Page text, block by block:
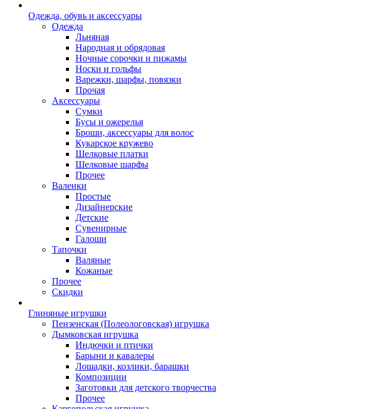
Одежда, обувь и аксессуары
Одежда
Льняная
Народная и обрядовая
Ночные сорочки и пижамы
Носки и гольфы
Варежки, шарфы, повязки
Прочая
Аксессуары
Сумки
Бусы и ожерелья
Броши, аксессуары для волос
Кукарское кружево
Шелковые платки
Шелковые шарфы
Прочее
Валенки
Простые
Дизайнерские
Детские
Сувенирные
Галоши
Тапочки
Валяные
Кожаные
Прочее
Скидки
Глиняные игрушки
Пензенская (Полеологовская) игрушка
Дымковская игрушка
Индючки и птички
Барыни и кавалеры
Лошадки, козлики, барашки
Композиции
Заготовки для детского творчества
Прочее